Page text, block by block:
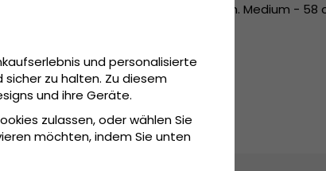
X-Small - 54 cm. Small - 56 cm. Medium - 58
- 62 cm.
und personalisierte
zu halten. Zu diesem
und ihre Geräte.
zulassen, oder wählen Sie
möchten, indem Sie unten